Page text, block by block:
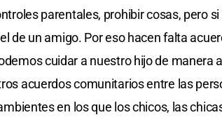
parentales, prohibir cosas, pero
de un amigo. Por eso hacen falta
cuidar a nuestro hijo de manera
acuerdos comunitarios entre las
en los que los chicos, las